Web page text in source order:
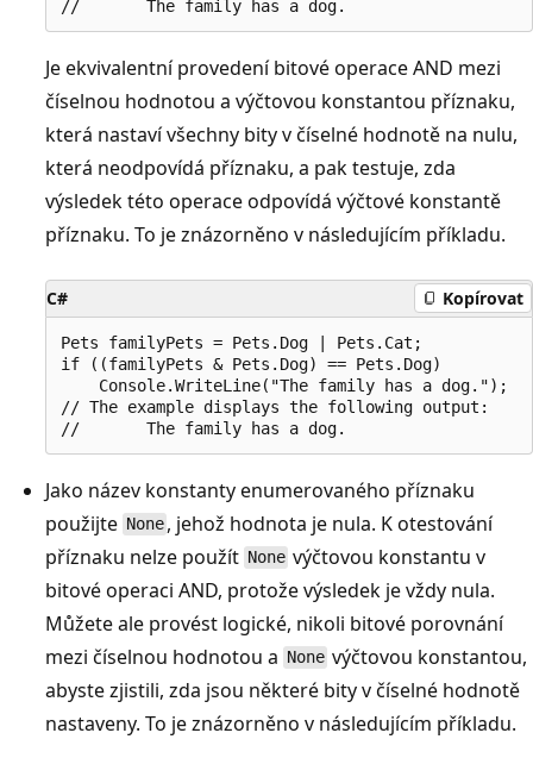
Je ekvivalentní provedení bitové operace AND mezi
číselnou hodnotou a výčtovou konstantou příznaku,
která nastaví všechny bity v číselné hodnotě na nulu,
která neodpovídá příznaku, a pak testuje, zda
výsledek této operace odpovídá výčtové konstantě
příznaku. To je znázorněno v následujícím příkladu.
C# Kopírovat
Pets familyPets = Pets.Dog | Pets.Cat;
if ((familyPets & Pets.Dog) == Pets.Dog)
    Console.WriteLine("The family has a dog.");
// The example displays the following output:
Jako název konstanty enumerovaného příznaku
použijte None , jehož hodnota je nula. K otestování
příznaku nelze použít None výčtovou konstantu v
bitové operaci AND, protože výsledek je vždy nula.
Můžete ale provést logické, nikoli bitové porovnání
mezi číselnou hodnotou a None výčtovou konstantou,
abyste zjistili, zda jsou některé bity v číselné hodnotě
nastaveny. To je znázorněno v následujícím příkladu.